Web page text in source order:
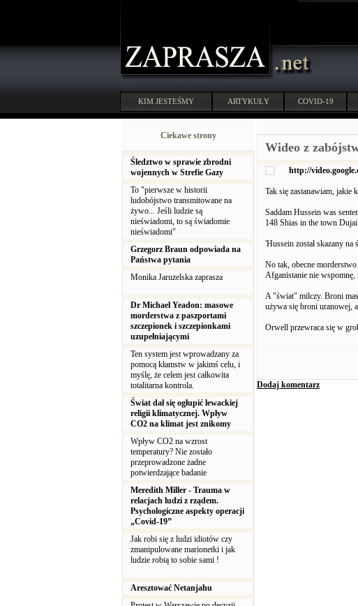
KIM JESTEŚMY ARTYKUŁY COVID-19
Ciekawe strony
Śledztwo w sprawie zbrodni
wojennych w Strefie Gazy
To "pierwsze w historii
ludobójstwo transmitowane na
żywo... Jeśli ludzie są
nieświadomi, to są świadomie
nieświadomi"
Grzegorz Braun odpowiada na
Państwa pytania
Monika Jaruzelska zaprasza
Dr Michael Yeadon: masowe
morderstwa z paszportami
szczepionek i szczepionkami
uzupełniającymi
Ten system jest wprowadzany za
pomocą kłamstw w jakimś celu, i
myślę, że celem jest całkowita
totalitarna kontrola.
Świat dał się ogłupić lewackiej
religii klimatycznej. Wpływ
CO2 na klimat jest znikomy
Wpływ CO2 na wzrost
temperatury? Nie zostało
przeprowadzone żadne
potwierdzające badanie
Meredith Miller - Trauma w
relacjach ludzi z rządem.
Psychologiczne aspekty operacji
„Covid-19”
Jak robi się z ludzi idiotów czy
zmanipulowane marionetki i jak
ludzie robią to sobie sami !
Aresztować Netanjahu
Wideo z
http://
Tak się zastanawiam, jakie
Saddam Hussein was
148 Shias in the town
'Hussein został skazany
No tak, obecne
Afganistanie nie
A "świat" milczy. Broni
używa się broni uranowej,
Orwell przewraca się w
Dodaj komentarz